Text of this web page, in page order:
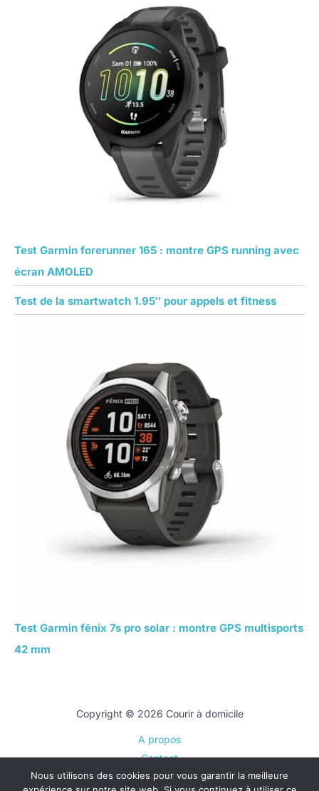
Test Garmin forerunner 165 : montre GPS running avec
écran AMOLED
Test de la smartwatch 1.95″ pour appels et fitness
Test Garmin fēnix 7s pro solar : montre GPS multisports
42 mm
Copyright © 2026 Courir à domicile
A propos
Contact
Plan du site
Nous utilisons des cookies pour vous garantir la meilleure